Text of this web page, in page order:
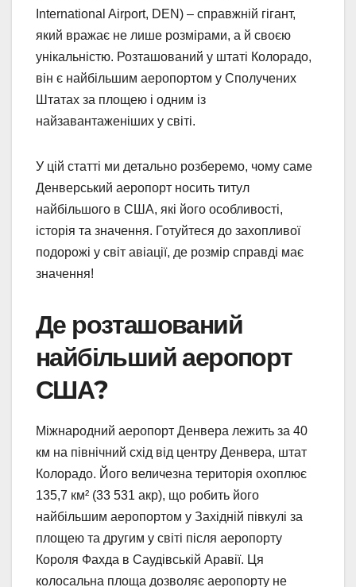
International Airport, DEN) – справжній гігант,
який вражає не лише розмірами, а й своєю
унікальністю. Розташований у штаті Колорадо,
він є найбільшим аеропортом у Сполучених
Штатах за площею і одним із
найзавантаженіших у світі.
У цій статті ми детально розберемо, чому саме
Денверський аеропорт носить титул
найбільшого в США, які його особливості,
історія та значення. Готуйтеся до захопливої
подорожі у світ авіації, де розмір справді має
значення!
Де розташований
найбільший аеропорт
США?
Міжнародний аеропорт Денвера лежить за 40
км на північний схід від центру Денвера, штат
Колорадо. Його величезна територія охоплює
135,7 км² (33 531 акр), що робить його
найбільшим аеропортом у Західній півкулі за
площею та другим у світі після аеропорту
Короля Фахда в Саудівській Аравії. Ця
колосальна площа дозволяє аеропорту не